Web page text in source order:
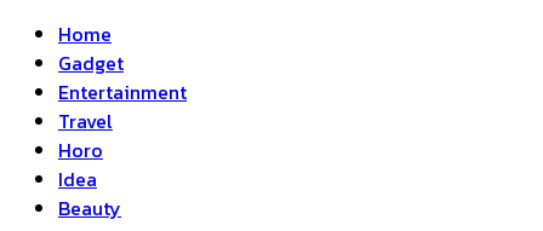
Home
Gadget
Entertainment
Travel
Horo
Idea
Beauty